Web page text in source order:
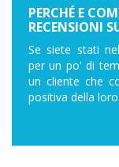
PERCHÉ E
RECENSIONI
Se siete stati
per un po' di
un cliente che
positiva della